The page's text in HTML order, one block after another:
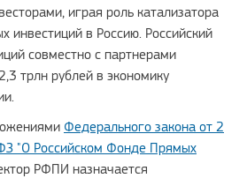
играя роль катализатора
инвестиций в Россию. Российский
совместно с партнерами
трлн рублей в экономику
Федерального закона от 2
"О Российском Фонде Прямых
РФПИ назначается